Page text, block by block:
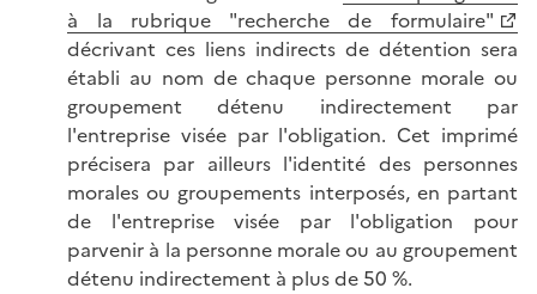
à la rubrique "recherche de formulaire"
décrivant ces liens indirects de détention sera
établi au nom de chaque personne morale ou
groupement détenu indirectement par
l'entreprise visée par l'obligation. Cet imprimé
précisera par ailleurs l'identité des personnes
morales ou groupements interposés, en partant
de l'entreprise visée par l'obligation pour
parvenir à la personne morale ou au groupement
détenu indirectement à plus de 50 %.